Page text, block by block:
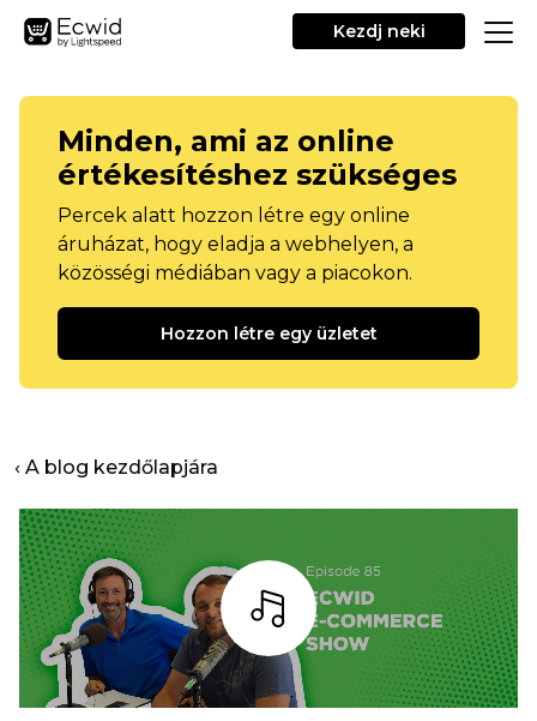
Kezdj neki
Minden, ami az online
értékesítéshez szükséges
Percek alatt hozzon létre egy online
áruházat, hogy eladja a webhelyen, a
közösségi médiában vagy a piacokon.
Hozzon létre egy üzletet
‹ A blog kezdőlapjára
Hallgass